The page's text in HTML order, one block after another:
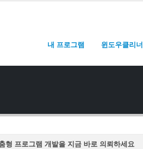
내 프로그램 윈도우클리너
형 프로그램 개발을 지금 바로 의뢰하세요